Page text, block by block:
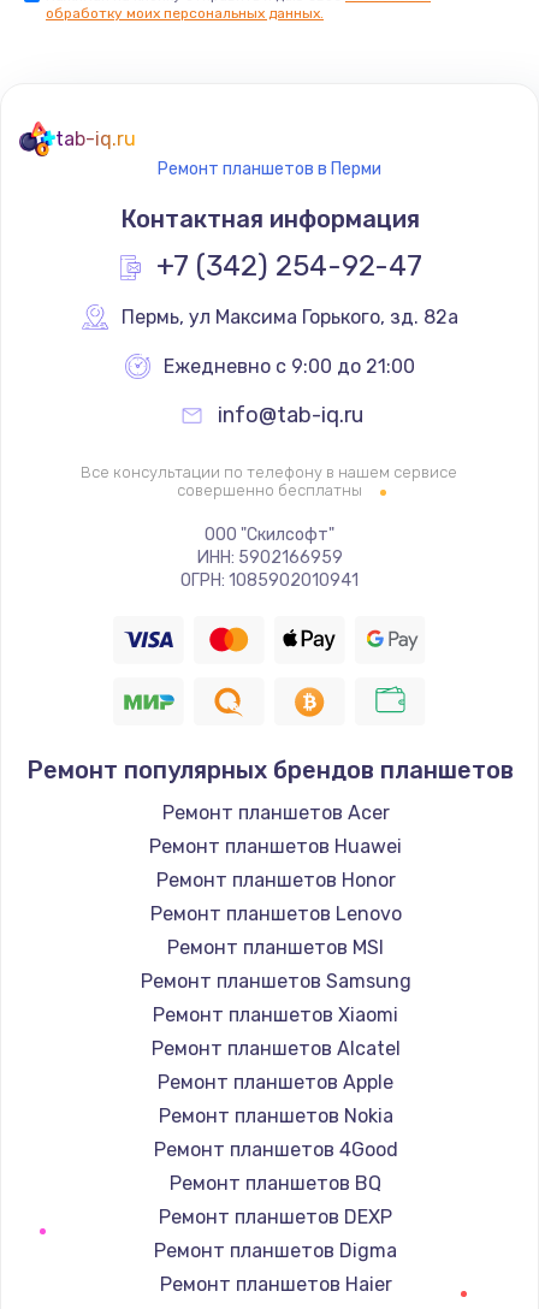
Замена голосового динамика
490 руб.
Заказать
Замена основной камеры
1190 руб.
Заказать
Замена материнской платы
Заказать
Замена клавиатуры
Заказать
Замена корпуса
890 руб.
Заказать
Замена тачпада
1330 руб.
Заказать
Замена контроллера питания
1490 руб.
Заказать
Замена южного моста
2600 руб.
обработку моих персональных данных.
tab-iq.ru
Ремонт планшетов в Перми
Контактная информация
+7 (342) 254-92-47
Пермь, ул Максима Горького, зд. 82а
Ежедневно с 9:00 до 21:00
info@tab-iq.ru
Все консультации по телефону в нашем сервисе
совершенно бесплатны
ООО "Скилсофт"
ИНН: 5902166959
ОГРН: 1085902010941
Ремонт популярных брендов планшетов
Ремонт планшетов Acer
Ремонт планшетов Huawei
Ремонт планшетов Honor
Ремонт планшетов Lenovo
Ремонт планшетов MSI
Ремонт планшетов Samsung
Ремонт планшетов Xiaomi
Ремонт планшетов Alcatel
Ремонт планшетов Apple
Ремонт планшетов Nokia
Ремонт планшетов 4Good
Ремонт планшетов BQ
Ремонт планшетов DEXP
Ремонт планшетов Digma
Ремонт планшетов Haier